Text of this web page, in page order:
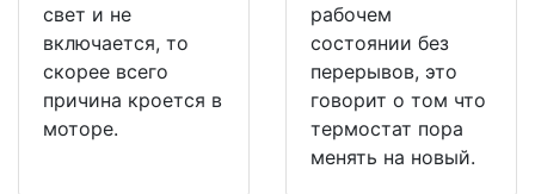
свет и не
включается, то
скорее всего
причина кроется в
моторе.
рабочем
состоянии без
перерывов, это
говорит о том что
термостат пора
менять на новый.